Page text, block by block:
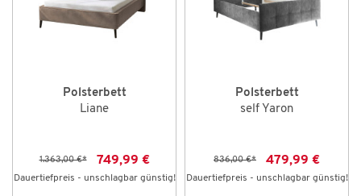
Polsterbett
Liane
1.363,00 €* 749,99 €
Dauertiefpreis - unschlagbar günstig!
Polsterbett
self Yaron
836,00 €* 479,99 €
Dauertiefpreis - unschlagbar günstig!